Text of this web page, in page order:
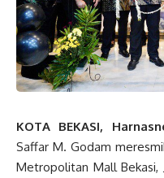
KOTA BEKASI,
Saffar M. Godam
Metropolitan Mall Bekasi,